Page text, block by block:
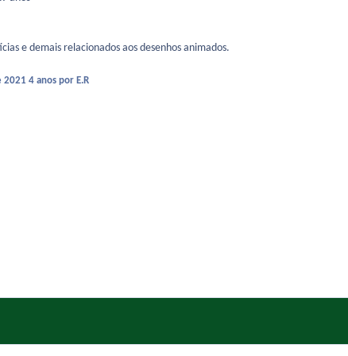
e demais relacionados aos desenhos animados.
2021 4 anos por E.R